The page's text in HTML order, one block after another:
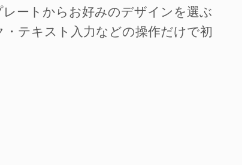
ートからお好みのデザインを選ぶ
テキスト入力などの操作だけで初